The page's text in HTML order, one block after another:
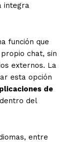
integra
función que
chat, sin
externos. La
esta opción
de
dentro del
entre